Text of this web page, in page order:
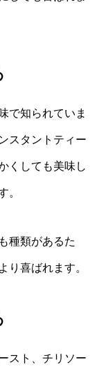
で知られていま
スタントティー
くしても美味し
。
種類があるた
り喜ばれます。
スト、チリソー